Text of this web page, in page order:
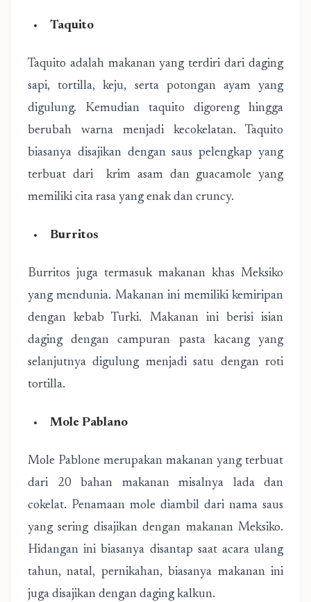
Taquito
Taquito adalah makanan yang terdiri dari daging
sapi, tortilla, keju, serta potongan ayam yang
digulung. Kemudian taquito digoreng hingga
berubah warna menjadi kecokelatan. Taquito
biasanya disajikan dengan saus pelengkap yang
terbuat dari krim asam dan guacamole yang
memiliki cita rasa yang enak dan cruncy.
Burritos
Burritos juga termasuk makanan khas Meksiko
yang mendunia. Makanan ini memiliki kemiripan
dengan kebab Turki. Makanan ini berisi isian
daging dengan campuran pasta kacang yang
selanjutnya digulung menjadi satu dengan roti
tortilla.
Mole Pablano
Mole Pablone merupakan makanan yang terbuat
dari 20 bahan makanan misalnya lada dan
cokelat. Penamaan mole diambil dari nama saus
yang sering disajikan dengan makanan Meksiko.
Hidangan ini biasanya disantap saat acara ulang
tahun, natal, pernikahan, biasanya makanan ini
juga disajikan dengan daging kalkun.